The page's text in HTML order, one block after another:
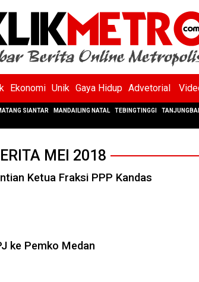
Ekonomi Unik Gaya Hidup Advetorial
SIANTAR MANDAILING NATAL TEBINGTINGGI
MEI 2018
Ketua Fraksi PPP Kandas
ke Pemko Medan